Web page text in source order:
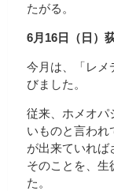
たがる。
6月16日（日）
今月は、「レメ
びました。
従来、ホメオパ
いものと言われ
が出来ていれば
そのことを、生
た。